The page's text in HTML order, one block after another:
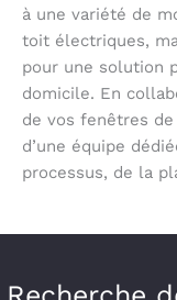
à une variété de
toit électriques,
pour une solution
domicile. En
de vos fenêtres
d’une équipe
processus, de la